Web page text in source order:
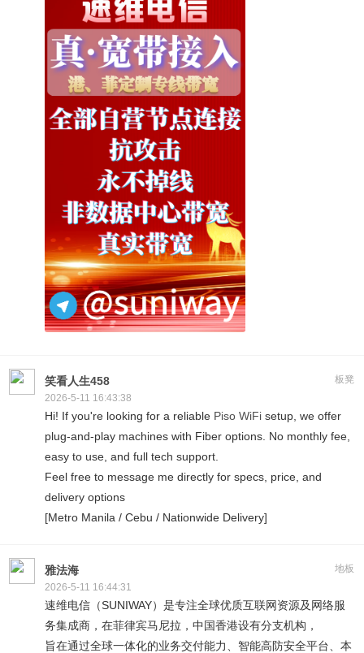
板凳
笑看人生458
2026-5-11 16:43:38
Hi! If you're looking for a reliable Piso WiFi setup, we offer
plug-and-play machines with Fiber options. No monthly fee,
easy to use, and full tech support.
Feel free to message me directly for specs, price, and
delivery options
[Metro Manila / Cebu / Nationwide Delivery]
地板
雅法海
2026-5-11 16:44:31
速维电信（SUNIWAY）是专注全球优质互联网资源及网络服
务集成商，在菲律宾马尼拉，中国香港设有分支机构，
旨在通过全球一体化的业务交付能力、智能高防安全平台、本